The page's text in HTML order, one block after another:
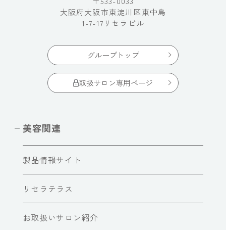
大阪府大阪市東淀川区東中島
1-7-17リセラビル
グループトップ
取扱サロン専用ページ
美容関連
製品情報サイト
リセラテラス
お取扱いサロン紹介